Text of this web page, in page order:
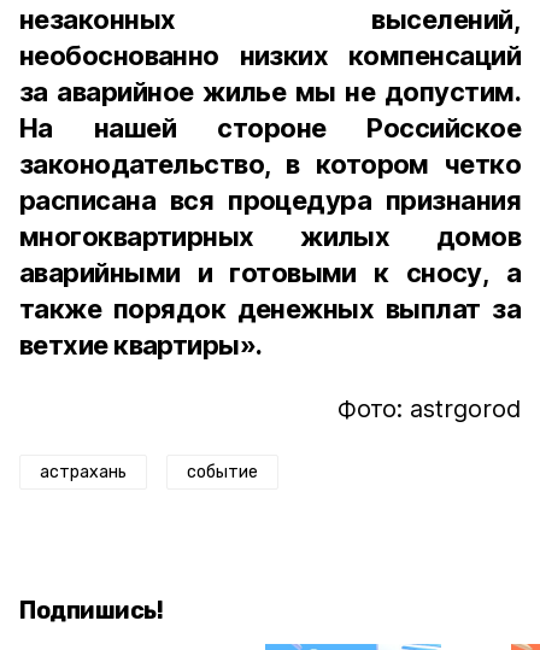
незаконных выселений,
необоснованно низких компенсаций
за аварийное жилье мы не допустим.
На нашей стороне Российское
законодательство, в котором четко
расписана вся процедура признания
многоквартирных жилых домов
аварийными и готовыми к сносу, а
также порядок денежных выплат за
ветхие квартиры».
Фото: astrgorod
астрахань событие
Подпишись!